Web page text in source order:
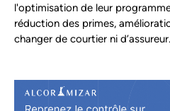
l'optimisation de leur
réduction des primes,
changer de courtier ni d’assureur.